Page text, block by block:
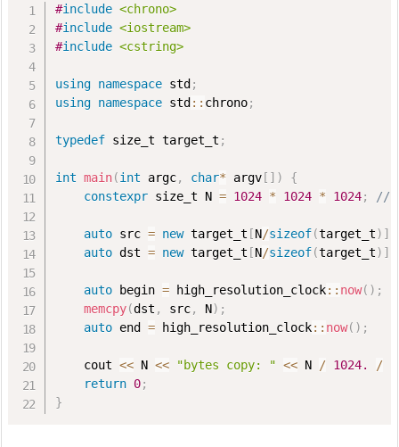
#include <chrono>
#include <iostream>
#include <cstring>
using namespace std ;
using namespace std :: chrono;
typedef size_t target_t ;
int main(int argc, char* argv [ ] )
{
constexpr size_t N = 1024 * 1024 * 1024; //
auto src = new target_t [N/sizeof(target_t) ]
auto dst = new target_t [N/sizeof(target_t) ]
auto begin = high_resolution_clock:: now( ) ;
memcpy(dst , src, N) ;
auto end = high_resolution_clock:: now( ) ;
    cout
<< N << "bytes copy: " << N / 1024. /
return 0;
}